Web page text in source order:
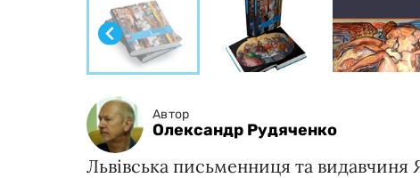
Автор
Олександр Рудяченко
Львівська письменниця та